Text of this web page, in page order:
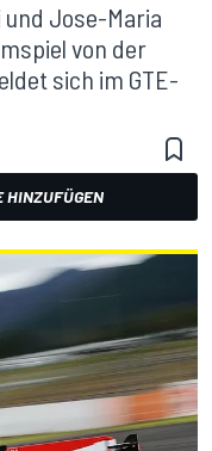
und Jose-Maria
von der
sich im GTE-
HINZUFÜGEN